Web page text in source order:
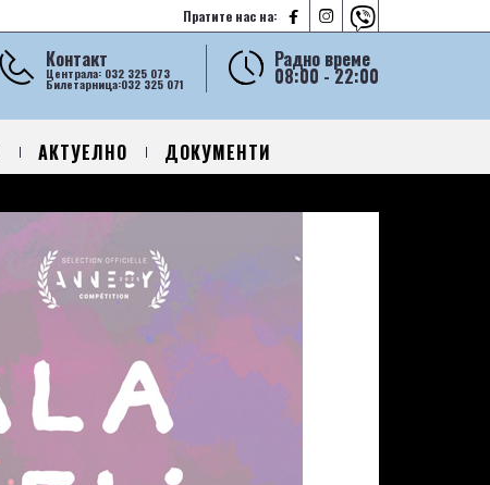
Пратите нас на:   
Радно време
08:00 - 22:00
Контакт
Централа: 032 325 073
Билетарница:032 325 071
АКТУЕЛНО ДОКУМЕНТИ